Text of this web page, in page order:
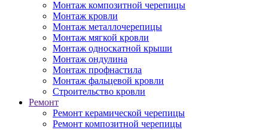
Монтаж композитной черепицы
Монтаж кровли
Монтаж металлочерепицы
Монтаж мягкой кровли
Монтаж односкатной крыши
Монтаж ондулина
Монтаж профнастила
Монтаж фальцевой кровли
Строительство кровли
Ремонт
Ремонт керамической черепицы
Ремонт композитной черепицы